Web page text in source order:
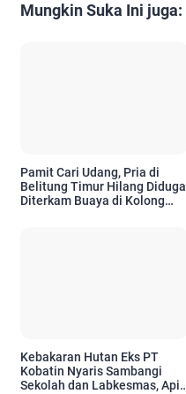
Mungkin Suka Ini juga:
Pamit Cari Udang, Pria di
Belitung Timur Hilang Diduga
Diterkam Buaya di Kolong
Kebakaran Hutan Eks PT
Kobatin Nyaris Sambangi
Sekolah dan Labkesmas, Api